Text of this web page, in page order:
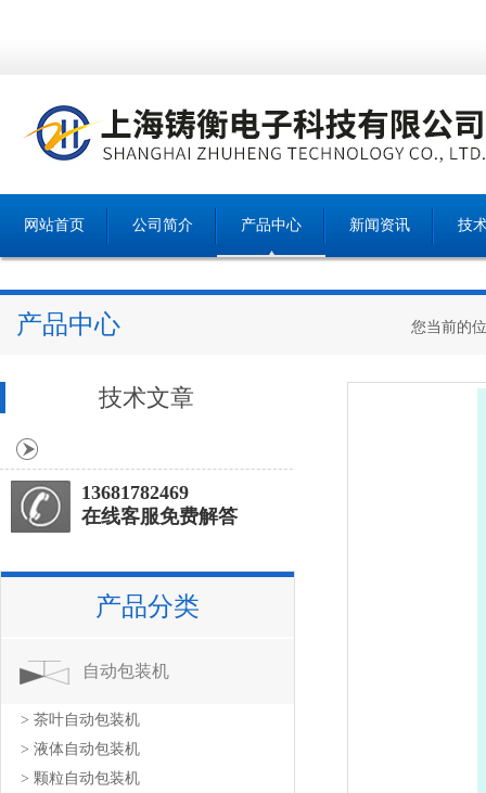
网站首页 公司简介 产品中心 新闻资讯 技
产品中心 您当前的
技术文章
13681782469
在线客服免费解答
产品分类
自动包装机
> 茶叶自动包装机
> 液体自动包装机
> 颗粒自动包装机